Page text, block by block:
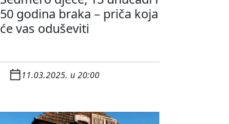
50 godina braka – priča koja
će vas oduševiti
11.03.2025. u 20:00